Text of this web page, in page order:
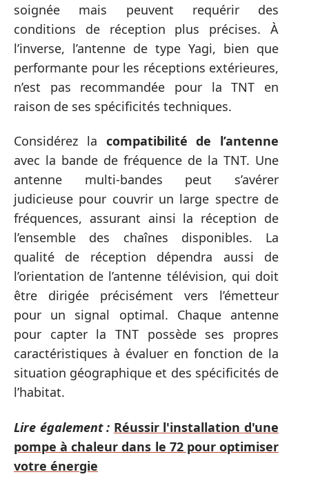
soignée mais peuvent requérir des
conditions de réception plus précises. À
l’inverse, l’antenne de type Yagi, bien que
performante pour les réceptions extérieures,
n’est pas recommandée pour la TNT en
raison de ses spécificités techniques.
Considérez la compatibilité de l’antenne
avec la bande de fréquence de la TNT. Une
antenne multi-bandes peut s’avérer
judicieuse pour couvrir un large spectre de
fréquences, assurant ainsi la réception de
l’ensemble des chaînes disponibles. La
qualité de réception dépendra aussi de
l’orientation de l’antenne télévision, qui doit
être dirigée précisément vers l’émetteur
pour un signal optimal. Chaque antenne
pour capter la TNT possède ses propres
caractéristiques à évaluer en fonction de la
situation géographique et des spécificités de
l’habitat.
Lire également : Réussir l'installation d'une
pompe à chaleur dans le 72 pour optimiser
votre énergie